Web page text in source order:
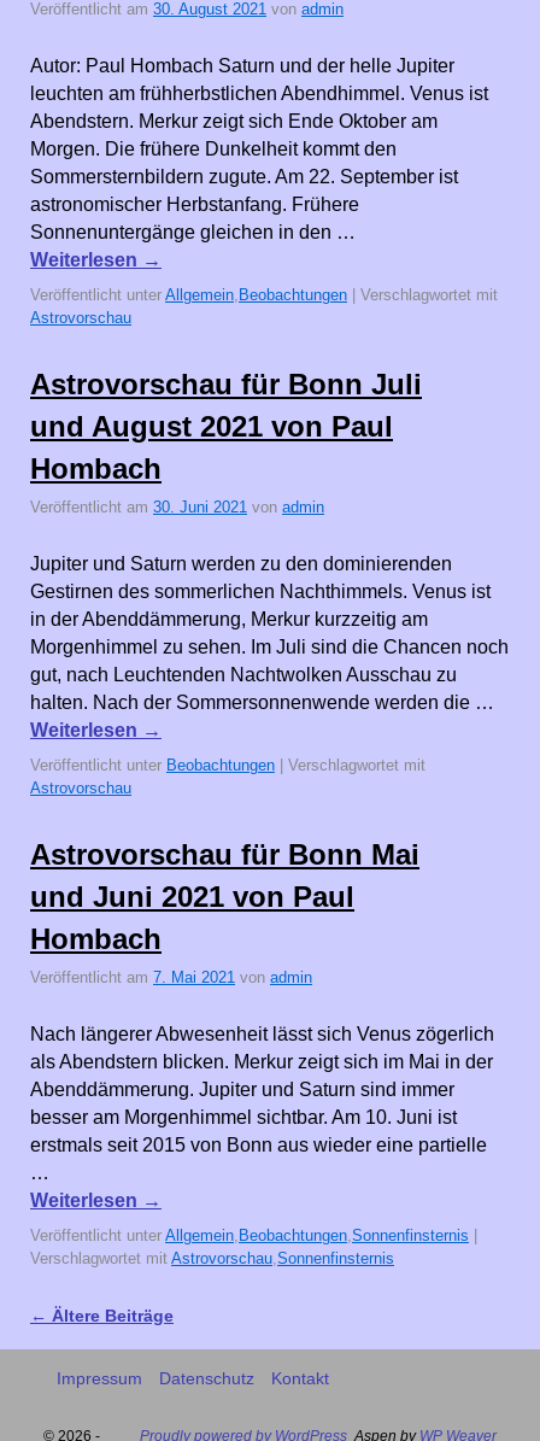
Veröffentlicht am 30. August 2021 von admin
Autor: Paul Hombach Saturn und der helle Jupiter
leuchten am frühherbstlichen Abendhimmel. Venus ist
Abendstern. Merkur zeigt sich Ende Oktober am
Morgen. Die frühere Dunkelheit kommt den
Sommersternbildern zugute. Am 22. September ist
astronomischer Herbstanfang. Frühere
Sonnenuntergänge gleichen in den …
Weiterlesen →
Veröffentlicht unter Allgemein, Beobachtungen
Verschlagwortet mit
Astrovorschau
Astrovorschau für Bonn Juli
und August 2021 von Paul
Hombach
Veröffentlicht am 30. Juni 2021 von admin
Jupiter und Saturn werden zu den dominierenden
Gestirnen des sommerlichen Nachthimmels. Venus ist
in der Abenddämmerung, Merkur kurzzeitig am
Morgenhimmel zu sehen. Im Juli sind die Chancen noch
gut, nach Leuchtenden Nachtwolken Ausschau zu
halten. Nach der Sommersonnenwende werden die …
Weiterlesen →
Veröffentlicht unter Beobachtungen
Verschlagwortet mit
Astrovorschau
Astrovorschau für Bonn Mai
und Juni 2021 von Paul
Hombach
Veröffentlicht am 7. Mai 2021 von admin
Nach längerer Abwesenheit lässt sich Venus zögerlich
als Abendstern blicken. Merkur zeigt sich im Mai in der
Abenddämmerung. Jupiter und Saturn sind immer
besser am Morgenhimmel sichtbar. Am 10. Juni ist
erstmals seit 2015 von Bonn aus wieder eine partielle
…
Weiterlesen →
Veröffentlicht unter Allgemein Beobachtungen Sonnenfinsternis |
Verschlagwortet mit Astrovorschau Sonnenfinsternis
Artikelnavigation
← Ältere Beiträge
Impressum Datenschutz Kontakt
© 2026 - Proudly powered by WordPress Aspen by WP Weaver